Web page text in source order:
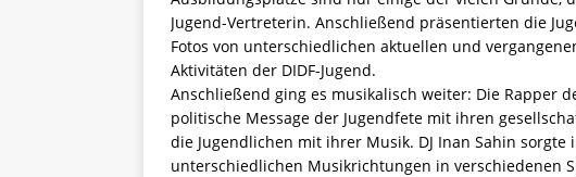
Jugend-Vertreterin. Anschließend präsentierten die
Fotos von unterschiedlichen aktuellen und
Aktivitäten der DIDF-Jugend.
Anschließend ging es musikalisch weiter: Die Rapper
politische Message der Jugendfete mit ihren
die Jugendlichen mit ihrer Musik. DJ Inan Sahin
unterschiedlichen Musikrichtungen in verschiedenen